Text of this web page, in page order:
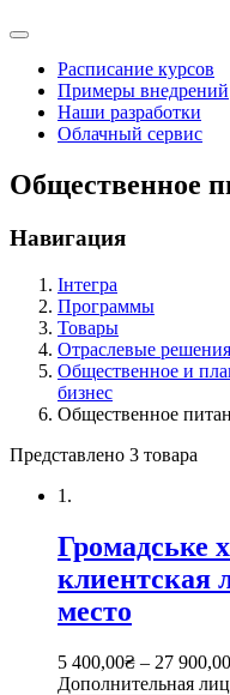
Расписание курсов
Примеры внедрений
Наши разработки
Облачный сервис
Общественное
Навигация
Інтегра
Программы
Товары
Отраслевые решения
Общественное и
бизнес
Общественное
Представлено 3 товара
1.
Громадське
клиентская
место
5 400,00₴ – 27 900,00
Дополнительная